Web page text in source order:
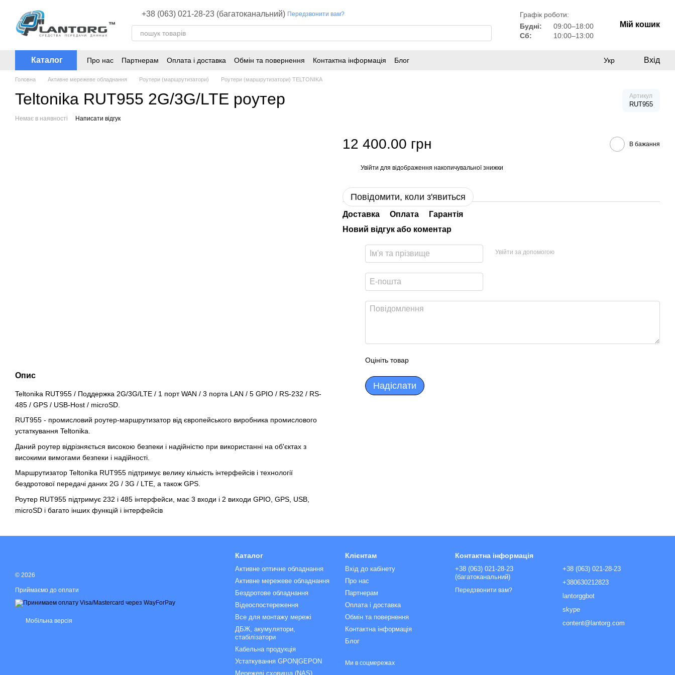
+38 (063) 021-28-23 (багатоканальний) Передзвонити вам?
Графік роботи:
Будні:
09:00–18:00
Сб:
10:00–13:00
Мій кошик
Каталог Про нас Партнерам Оплата і доставка Обмін та повернення Контактна інформація Блог Укр Вхід
Головна Активне мережеве обладнання Роутери (маршрутизатори) Роутери (маршрутизатори) TELTONIKA
Teltonika RUT955 2G/3G/LTE роутер Артикул
RUT955
Немає в наявності Написати відгук
Опис
Teltonika RUT955 / Поддержка 2G/3G/LTE / 1 порт WAN / 3 порта LAN / 5 GPIO / RS-232 / RS-
485 / GPS / USB-Host / microSD.
RUT955 - промисловий роутер-маршрутизатор від європейського виробника промислового
устаткування Teltonika.
Даний роутер відрізняється високою безпеки і надійністю при використанні на об'єктах з
високими вимогами безпеки і надійності.
Маршрутизатор Teltonika RUT955 підтримує велику кількість інтерфейсів і технології
бездротової передачі даних 2G / 3G / LTE, а також GPS.
Роутер RUT955 підтримує 232 і 485 інтерфейси, має 3 входи і 2 виходи GPIO, GPS, USB,
microSD і багато інших функцій і інтерфейсів
12 400.00 грн В бажання
Увійти для відображення накопичувальної знижки
Повідомити, коли з'явиться
Доставка Оплата
Гарантія
Новий відгук або коментар
Увійти за допомогою
Оцініть товар
Надіслати
© 2026
Приймаємо до оплати
Мобільна версія
Каталог
Активне оптичне обладнання
Активне мережеве обладнання
Бездротове обладнання
Відеоспостереження
Все для монтажу мережі
ДБЖ, акумулятори,
стабілізатори
Кабельна продукція
Устаткування GPON|GEPON
Мережеві сховища (NAS)
Клієнтам
Вхід до кабінету
Про нас
Партнерам
Оплата і доставка
Обмін та повернення
Контактна інформація
Блог
Ми в соцмережах
Контактна інформація
+38 (063) 021-28-23
(багатоканальний)
Передзвонити вам?
+38 (063) 021-28-23
+380630212823
lantorggbot
skype
content@lantorg.com